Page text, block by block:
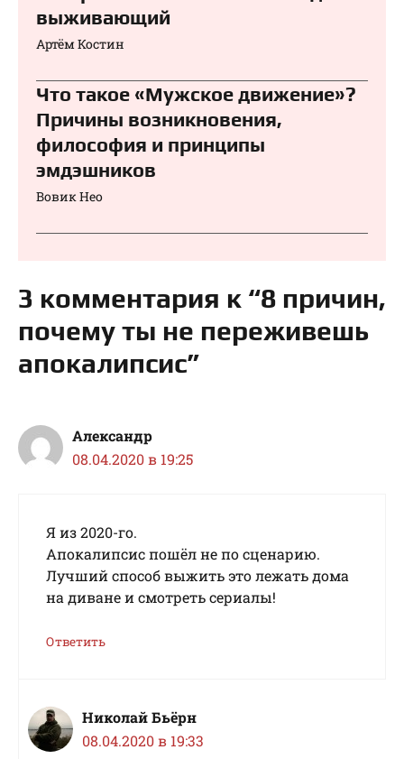
выживающий
Артём Костин
Что такое «Мужское движение»?
Причины возникновения,
философия и принципы
эмдэшников
Вовик Нео
3 комментария к “8 причин,
почему ты не переживешь
апокалипсис”
Александр
08.04.2020 в 19:25
Я из 2020-го.
Апокалипсис пошёл не по сценарию.
Лучший способ выжить это лежать дома
на диване и смотреть сериалы!
Ответить
Николай Бьёрн
08.04.2020 в 19:33